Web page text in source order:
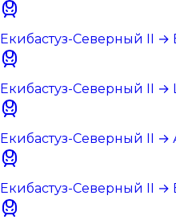
Екибастуз-Северный II →
Екибастуз-Северный II →
Екибастуз-Северный II →
Екибастуз-Северный II →